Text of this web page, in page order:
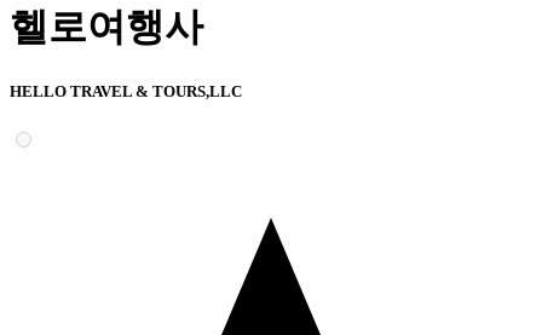
헬로여행사
HELLO TRAVEL & TOURS,LLC